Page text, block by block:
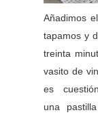
Añadimos
tapamos y
treinta
vasito de
es
una